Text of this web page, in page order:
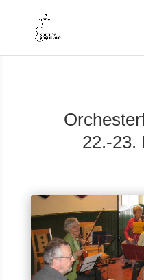
22.-23.